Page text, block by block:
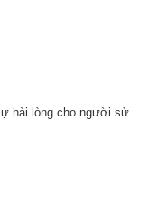
hài lòng cho người sử